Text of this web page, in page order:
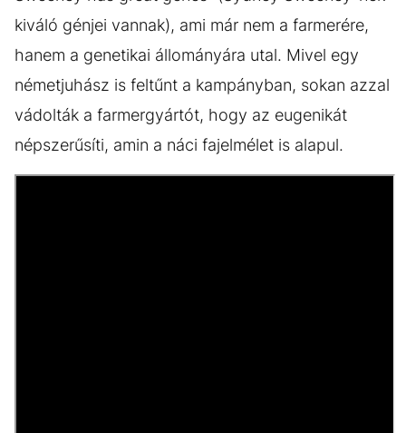
kiváló génjei vannak), ami már nem a farmerére,
hanem a genetikai állományára utal. Mivel egy
németjuhász is feltűnt a kampányban, sokan azzal
vádolták a farmergyártót, hogy az eugenikát
népszerűsíti, amin a náci fajelmélet is alapul.